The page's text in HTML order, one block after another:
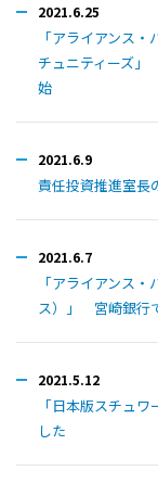
2021.6.25
「アライアンス
チュニティーズ
始
2021.6.9
責任投資推進室長
2021.6.7
「アライアンス
ス）」 宮崎銀行
2021.5.12
「日本版スチュ
した